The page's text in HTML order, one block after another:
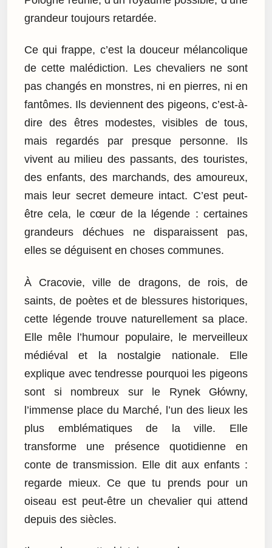
grandeur toujours retardée.
Ce qui frappe, c’est la douceur mélancolique
de cette malédiction. Les chevaliers ne sont
pas changés en monstres, ni en pierres, ni en
fantômes. Ils deviennent des pigeons, c’est-à-
dire des êtres modestes, visibles de tous,
mais regardés par presque personne. Ils
vivent au milieu des passants, des touristes,
des enfants, des marchands, des amoureux,
mais leur secret demeure intact. C’est peut-
être cela, le cœur de la légende : certaines
grandeurs déchues ne disparaissent pas,
elles se déguisent en choses communes.
À Cracovie, ville de dragons, de rois, de
saints, de poètes et de blessures historiques,
cette légende trouve naturellement sa place.
Elle mêle l’humour populaire, le merveilleux
médiéval et la nostalgie nationale. Elle
explique avec tendresse pourquoi les pigeons
sont si nombreux sur le Rynek Główny,
l’immense place du Marché, l’un des lieux les
plus emblématiques de la ville. Elle
transforme une présence quotidienne en
conte de transmission. Elle dit aux enfants :
regarde mieux. Ce que tu prends pour un
oiseau est peut-être un chevalier qui attend
depuis des siècles.